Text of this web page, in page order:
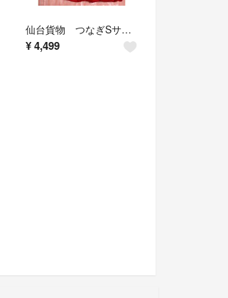
仙台貨物 つなぎSサイズ（レディースでMサイズ）
¥4,499